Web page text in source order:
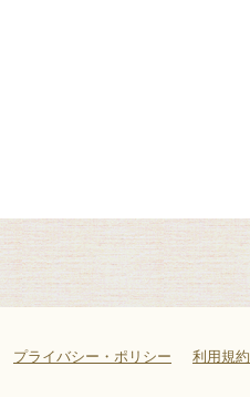
プライバシー・ポリシー 利用規約